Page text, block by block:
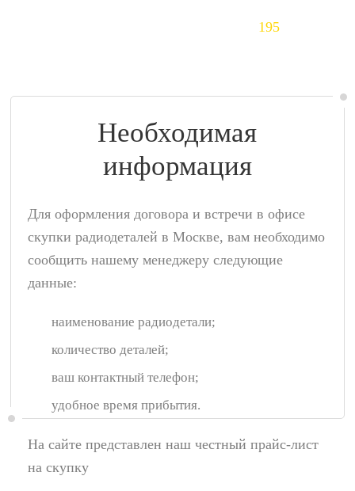
195
Необходимая
информация
Для оформления договора и встречи в офисе
скупки радиодеталей в Москве, вам необходимо
сообщить нашему менеджеру следующие
данные:
наименование радиодетали;
количество деталей;
ваш контактный телефон;
удобное время прибытия.
На сайте представлен наш честный прайс-лист
на скупку